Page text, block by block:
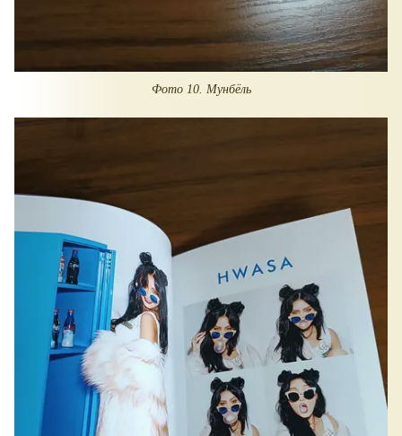
Фото 10. Мунбëль